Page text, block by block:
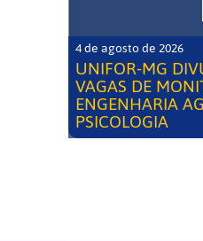
4 de agosto de 2026
UNIFOR-MG
VAGAS DE
ENGENHARIA
PSICOLOGIA